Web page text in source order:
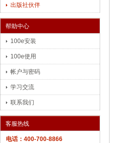
出版社伙伴
帮助中心
100e安装
100e使用
帐户与密码
学习交流
联系我们
客服热线
电话：400-700-8866